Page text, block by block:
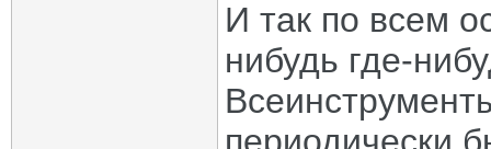
И так по всем
нибудь где-